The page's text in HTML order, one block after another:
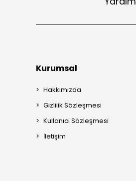
Kurumsal
Hakkımızda
Gizlilik Sözleşmesi
Kullanıcı Sözleşmesi
İletişim